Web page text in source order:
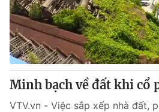
Thị trường 24h Tấm
VTV4
VTV8
Minh bạch về đất khi cổ
VTV.vn - Việc sắp xếp nhà đất,